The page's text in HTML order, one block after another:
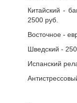
Китайский -
2500 руб.
Восточное -
Шведский -
Испанский